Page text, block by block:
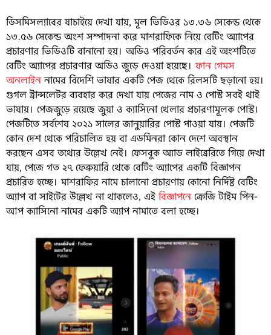
ডিসমিসল্যাবের যাচাইয়ে দেখা যায়, মূল ভিডিওর ১৩.৩৬ সেকেন্ড থেকে
১৩.৫৬ সেকেন্ড অংশ সম্পাদনা করে মাশরাফিকে নিয়ে বেটিং অ্যাপের
প্রচারণার ভিডিওটি বানানো হয়। অডিও পরিবর্তন করে এই অংশটিতে
বেটিং অ্যাপের প্রচারণার অডিও জুড়ে দেওয়া হয়েছে।ফান গেমস
অনলাইননামের বিদেশি ভাষার একটি পেজ থেকে রিলসটি ছড়ানো হয়।
গুগল ট্রান্সলেটর ব্যবহার করে দেখা যায় পেজের নাম ও পোস্ট সবই থাই
ভাষায়। পেজজুড়ে রয়েছে জুয়া ও ক্যাসিনো খেলার প্রচারণামূলক পোস্ট।
পেজটিতে সর্বশেষ ২০২১ সালের জানুয়ারির পোস্ট পাওয়া যায়। পেজটি
কোন দেশ থেকে পরিচালিত হয় বা এডমিনরা কোন দেশে অবস্থান
করছেন এসব তথ্যের উল্লেখ নেই। ফেসবুক অ্যাড লাইব্রেরিতে গিয়ে দেখা
যায়, পেজে গত ২৭ ফেব্রুয়ারি থেকে বেটিং অ্যাপের একটি বিজ্ঞাপন
প্রচারিত হচ্ছে। মাশরাফির নামে চালানো প্রচারণায় কোনো নির্দিষ্ট বেটিং
অ্যাপ বা সাইটের উল্লেখ না থাকলেও, এইবিজ্ঞাপনেক্রেজি টাইম পিন-
আপ ক্যাসিনো নামের একটি অ্যাপ নামাতে বলা হচ্ছে।